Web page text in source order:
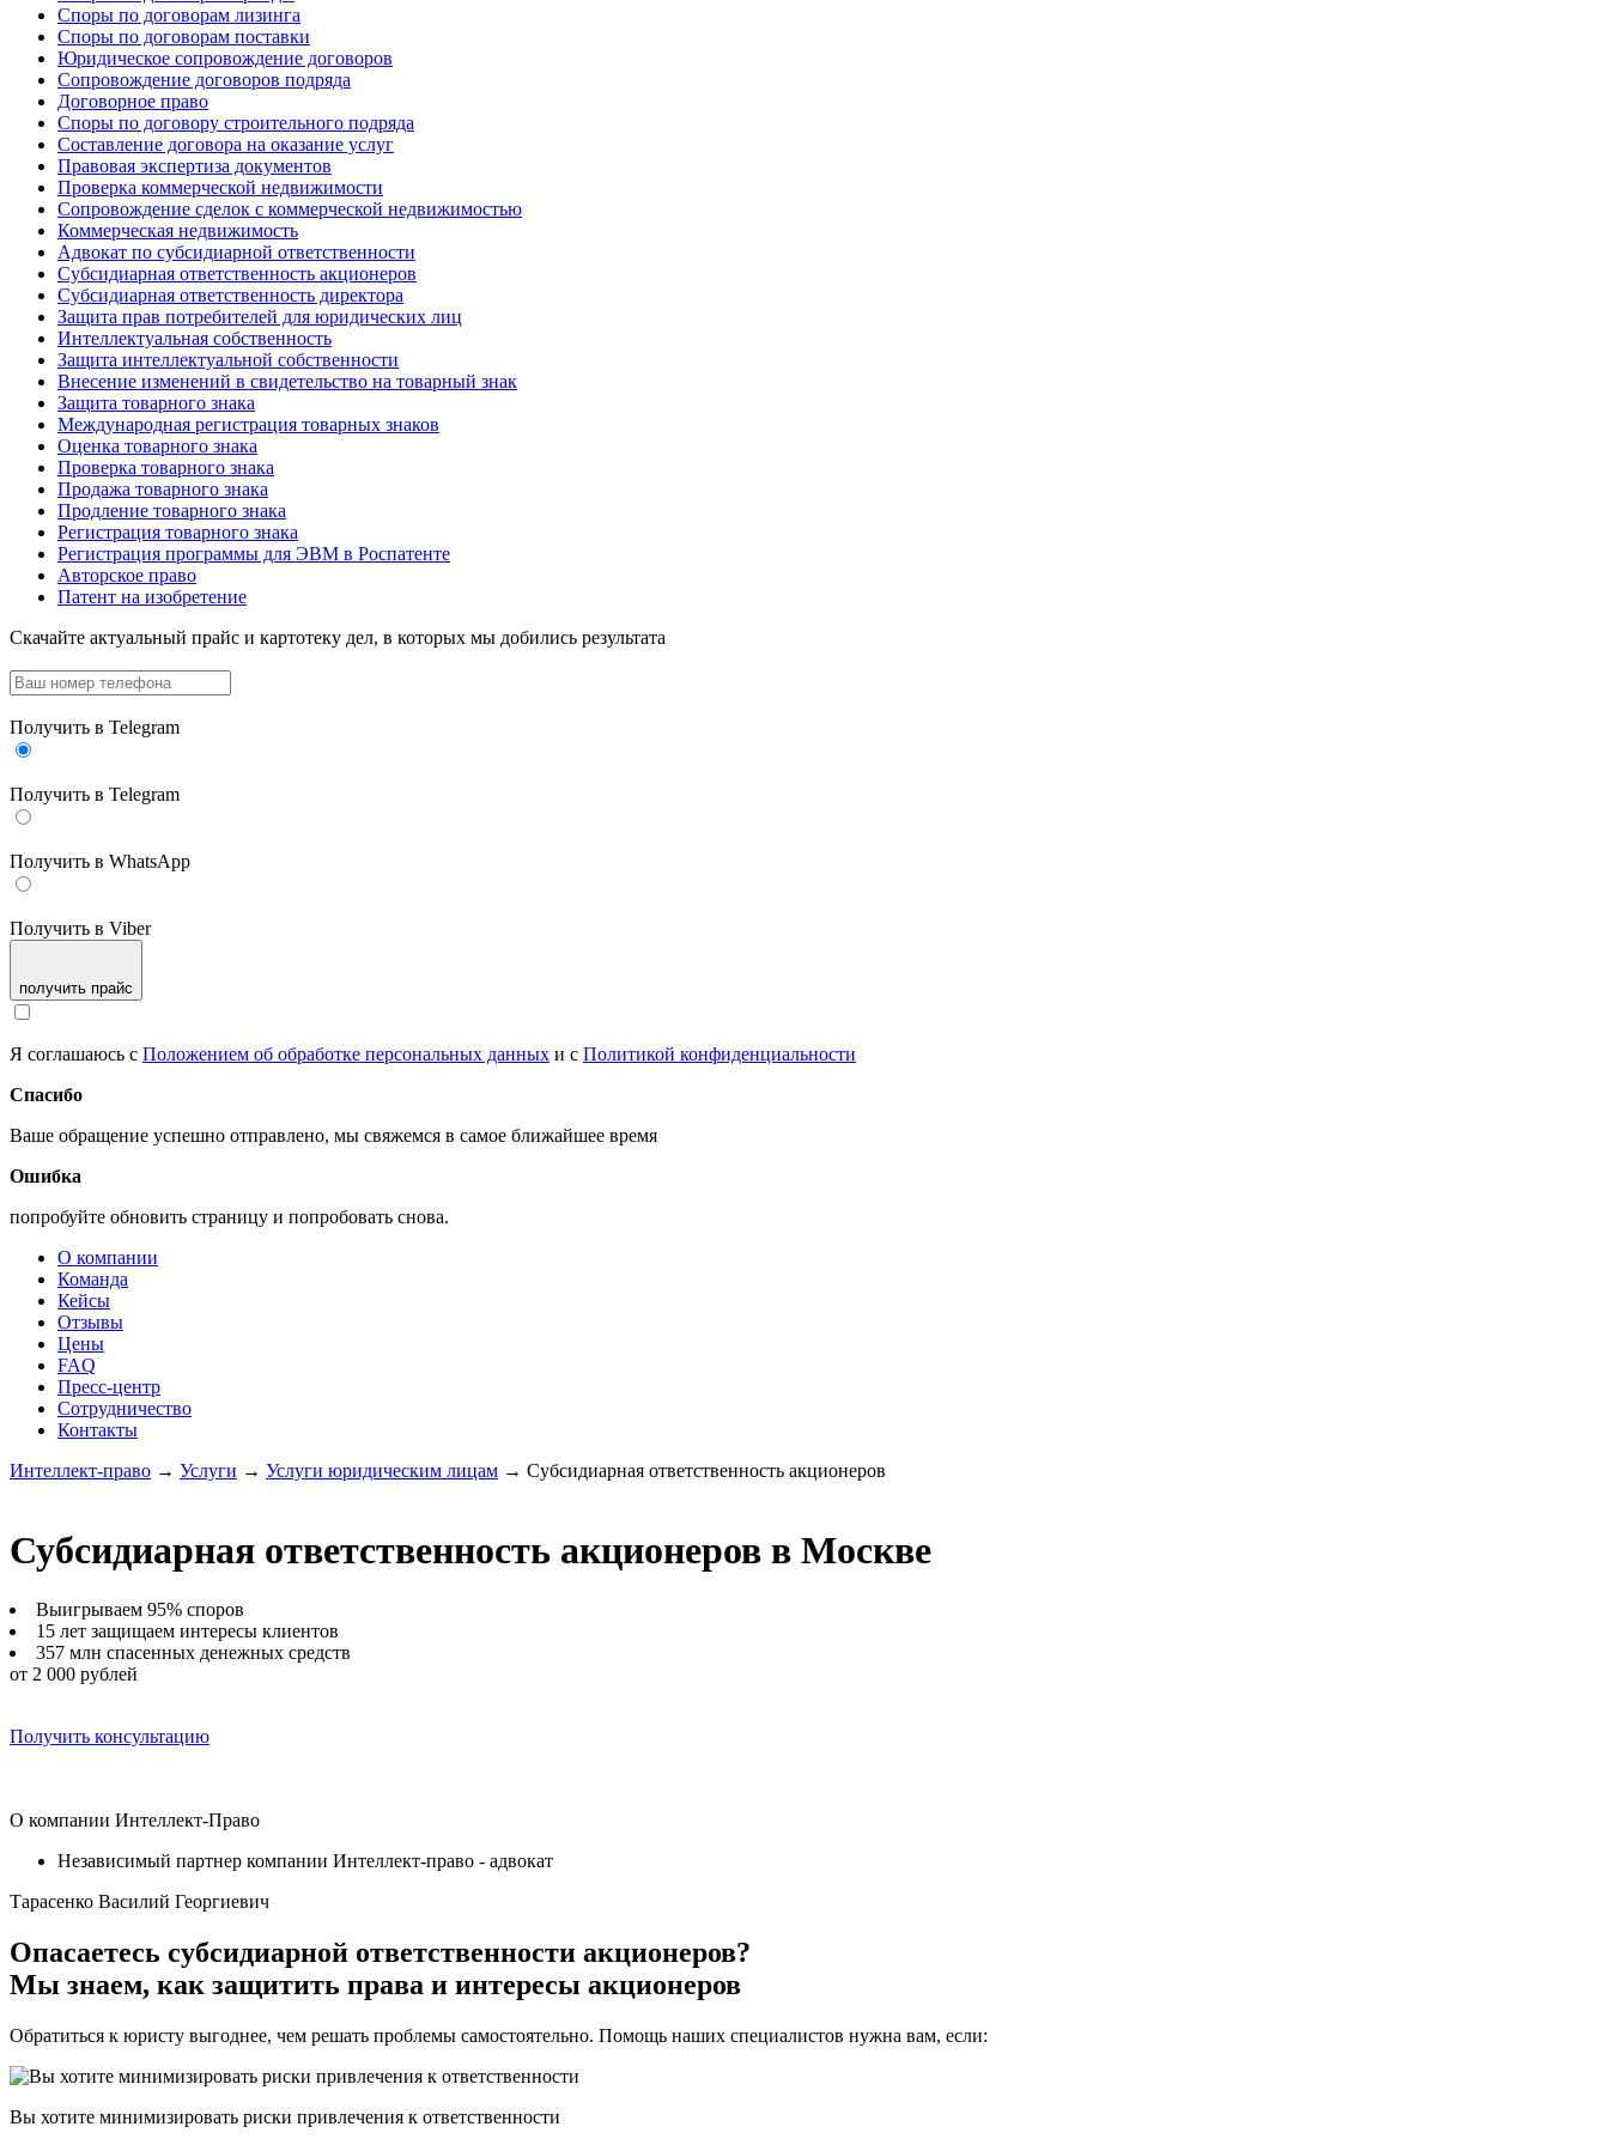
Споры по договорам лизинга
Споры по договорам поставки
Юридическое сопровождение договоров
Сопровождение договоров подряда
Договорное право
Споры по договору строительного подряда
Составление договора на оказание услуг
Правовая экспертиза документов
Проверка коммерческой недвижимости
Сопровождение сделок с коммерческой недвижимостью
Коммерческая недвижимость
Адвокат по субсидиарной ответственности
Субсидиарная ответственность акционеров
Субсидиарная ответственность директора
Защита прав потребителей для юридических лиц
Интеллектуальная собственность
Защита интеллектуальной собственности
Внесение изменений в свидетельство на товарный знак
Защита товарного знака
Международная регистрация товарных знаков
Оценка товарного знака
Проверка товарного знака
Продажа товарного знака
Продление товарного знака
Регистрация товарного знака
Регистрация программы для ЭВМ в Роспатенте
Авторское право
Патент на изобретение
Скачайте актуальный прайс и картотеку дел, в которых мы добились результата
Получить в Telegram
Получить в Telegram
Получить в WhatsApp
Получить в Viber
получить прайс
Я соглашаюсь с Положением об обработке персональных данных и с Политикой конфиденциальности
Спасибо
Ваше обращение успешно отправлено, мы свяжемся в самое ближайшее время
Ошибка
попробуйте обновить страницу и попробовать снова.
О компании
Команда
Кейсы
Отзывы
Цены
FAQ
Пресс-центр
Сотрудничество
Контакты
Интеллект-право → Услуги → Услуги юридическим лицам → Субсидиарная ответственность акционеров
Субсидиарная ответственность акционеров в Москве
Выигрываем 95% споров
15 лет защищаем интересы клиентов
357 млн спасенных денежных средств
от 2 000 рублей
Получить консультацию
О компании Интеллект-Право
Независимый партнер компании Интеллект-право - адвокат
Тарасенко Василий Георгиевич
Опасаетесь субсидиарной ответственности акционеров?
Мы знаем, как защитить права и интересы акционеров
Обратиться к юристу выгоднее, чем решать проблемы самостоятельно. Помощь наших специалистов нужна вам, если:
Вы хотите минимизировать риски привлечения к ответственности